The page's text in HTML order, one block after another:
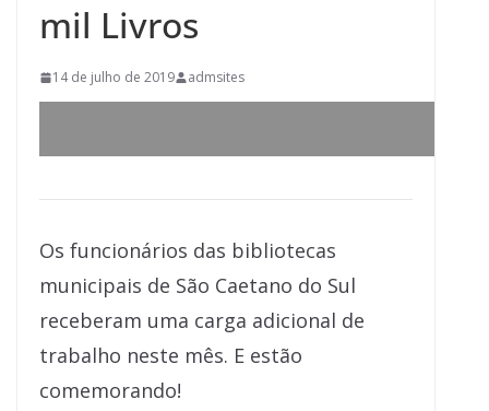
mil Livros
14 de julho de 2019 admsites
Os funcionários das bibliotecas
municipais de São Caetano do Sul
receberam uma carga adicional de
trabalho neste mês. E estão
comemorando!